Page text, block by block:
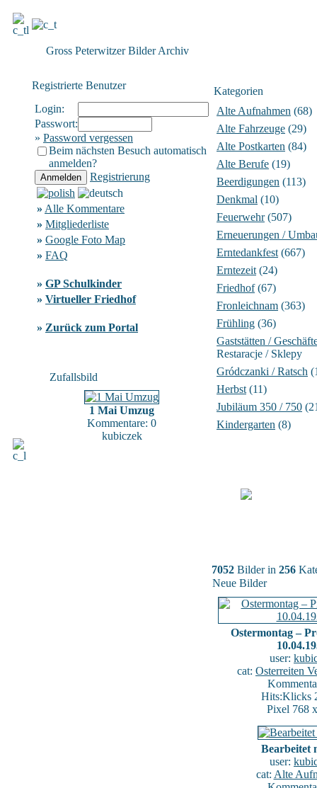
Gross Peterwitzer Bilder Archiv
Registrierte Benutzer
Login:
Passwort:
» Password vergessen
Beim nächsten Besuch automatisch
anmelden?
Registrierung
» Alle Kommentare
» Mitgliederliste
» Google Foto Map
» FAQ
» GP Schulkinder
» Virtueller Friedhof
» Zurück zum Portal
Zufallsbild
1 Mai Umzug
Kommentare: 0
kubiczek
Kategorien
Alte Aufnahmen (68)
Alte Fahrzeuge (29)
Alte Postkarten (84)
Alte Berufe (19)
Beerdigungen (113)
Denkmal (10)
Feuerwehr(507)
Erneuerungen /
Erntedankfest (667)
Erntezeit (24)
Friedhof(67)
Fronleichnam (363)
Frühling (36)
Gaststätten /
Restaracje / Sklepy
Gródczanki / Ratsch
Herbst (11)
Jubiläum 350 / 750
Kindergarten (8)
7052 Bilder in 256
Neue Bilder
Ostermontag –
user:
cat: Osterreiten
Hits:Klicks
Pixel 768
Bearbeitet
user:
cat: Alte